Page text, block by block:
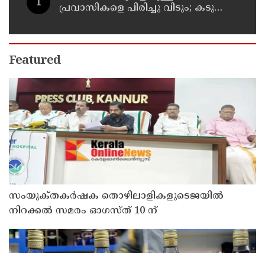
പ്രവാസികളെ പിരിച്ചു വിടും; കടുത്ത
Featured
സംയുക്‌തകർഷക തൊഴിലാളികളുടെജയിൽ
നിറക്കൽ സമരം ഓഗസ്ത് 10 ന്